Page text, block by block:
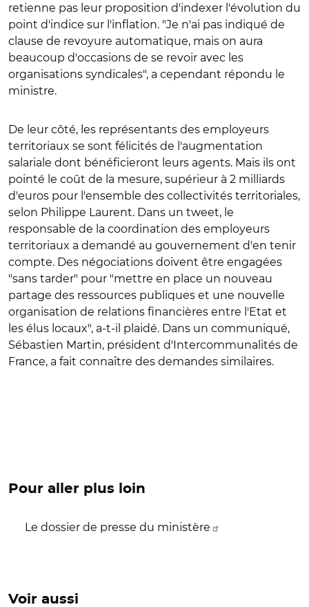
retienne pas leur proposition d'indexer l'évolution du
point d'indice sur l'inflation. "Je n'ai pas indiqué de
clause de revoyure automatique, mais on aura
beaucoup d'occasions de se revoir avec les
organisations syndicales", a cependant répondu le
ministre.
De leur côté, les représentants des employeurs
territoriaux se sont félicités de l'augmentation
salariale dont bénéficieront leurs agents. Mais ils ont
pointé le coût de la mesure, supérieur à 2 milliards
d'euros pour l'ensemble des collectivités territoriales,
selon Philippe Laurent. Dans un tweet, le
responsable de la coordination des employeurs
territoriaux a demandé au gouvernement d'en tenir
compte. Des négociations doivent être engagées
"sans tarder" pour "mettre en place un nouveau
partage des ressources publiques et une nouvelle
organisation de relations financières entre l'Etat et
les élus locaux", a-t-il plaidé. Dans un communiqué,
Sébastien Martin, président d'Intercommunalités de
France, a fait connaître des demandes similaires.
Pour aller plus loin
Le dossier de presse du ministère
Voir aussi